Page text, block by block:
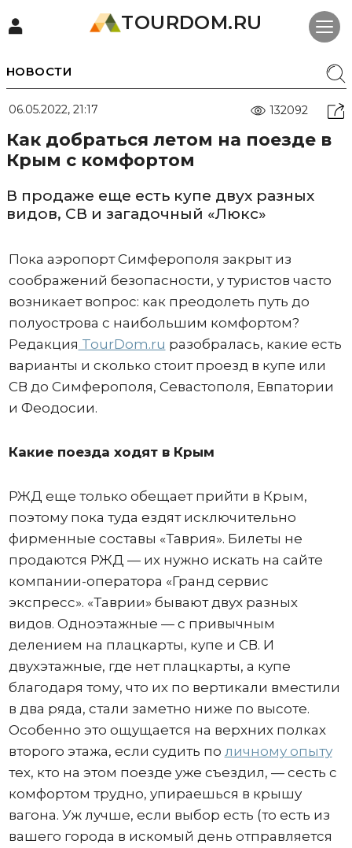
TOURDOM.RU
НОВОСТИ
06.05.2022, 21:17 132092
Как добраться летом на поезде в
Крым с комфортом
В продаже еще есть купе двух разных
видов, СВ и загадочный «Люкс»
Пока аэропорт Симферополя закрыт из
соображений безопасности, у туристов часто
возникает вопрос: как преодолеть путь до
полуострова с наибольшим комфортом?
Редакция TourDom.ru разобралась, какие есть
варианты и сколько стоит проезд в купе или
СВ до Симферополя, Севастополя, Евпатории
и Феодосии.
Какие поезда ходят в Крым
РЖД еще только обещает прийти в Крым,
поэтому пока туда ездят исключительно
фирменные составы «Таврия». Билеты не
продаются РЖД — их нужно искать на сайте
компании-оператора «Гранд сервис
экспресс». «Таврии» бывают двух разных
видов. Одноэтажные — с привычным
делением на плацкарты, купе и СВ. И
двухэтажные, где нет плацкарты, а купе
благодаря тому, что их по вертикали вместили
в два ряда, стали заметно ниже по высоте.
Особенно это ощущается на верхних полках
второго этажа, если судить по личному опыту
тех, кто на этом поезде уже съездил, — сесть с
комфортом трудно, упираешься в крышу
вагона. Уж лучше, если выбор есть (то есть из
вашего города в искомый день отправляется